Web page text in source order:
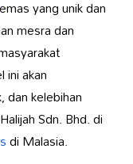
yang unik dan
mesra dan
akan
dan kelebihan
Sdn. Bhd. di
di Malasia.